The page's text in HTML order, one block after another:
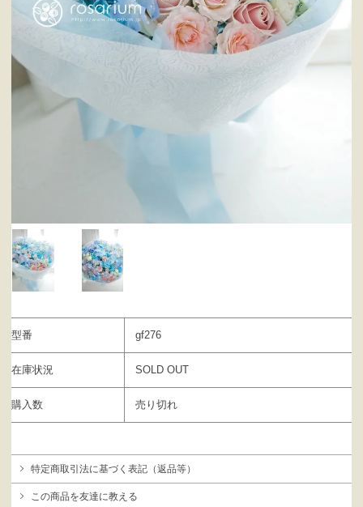
型番 gf276
在庫状況 SOLD OUT
購入数 売り切れ
特定商取引法に基づく表記（返品等）
この商品を友達に教える